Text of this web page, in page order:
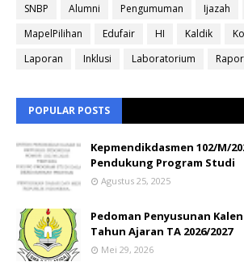
SNBP
Alumni Pengumuman Ijazah
MapelPilihan
Edufair HI Kaldik
Laporan
Inklusi Laboratorium Rapor
POPULAR POSTS
Kepmendikdasmen 102/M/
Pendukung Program Studi
Agustus 25, 2025
Pedoman Penyusunan
Tahun Ajaran TA 2026/2027
Mei 29, 2026